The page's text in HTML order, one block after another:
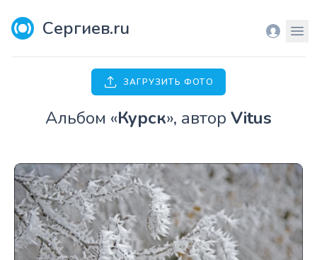
Сергиев.ru Вход
ЗАГРУЗИТЬ ФОТО
Aльбом «Курск», автор Vitus